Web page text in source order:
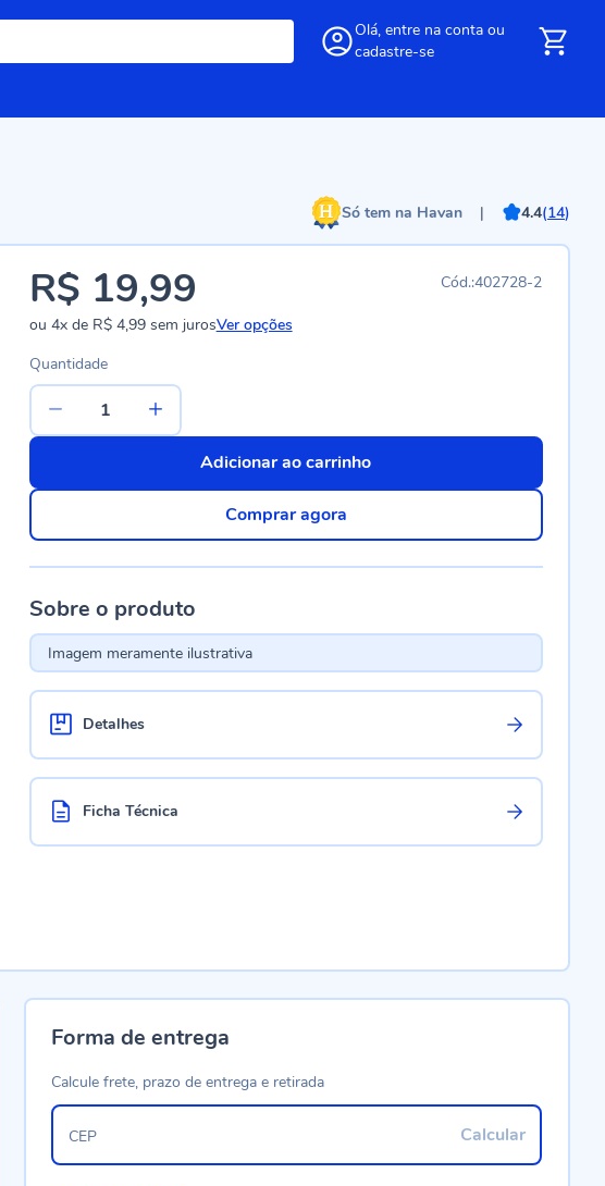
Olá, entre na conta ou
cadastre-se
Só tem na Havan | 4.4(14)
402728-2
R$ 19,99
ou 4xde R$ 4,99sem jurosVer opções
Quantidade
Adicionar ao carrinho
Comprar agora
Sobre o produto
Imagem meramente ilustrativa
Detalhes
Ficha Técnica
Forma de entrega
Calcule frete, prazo de entrega e retirada
Calcular
CEP